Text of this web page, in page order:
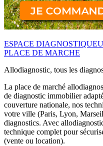
ESPACE
PLACE DE MARCHE
Allodiagnostic, tous les
La place de marché
de diagnostic immobilier
couverture nationale, nos
votre ville (Paris, Lyon,
diagnostics. Avec
technique complet pour
(vente ou location).